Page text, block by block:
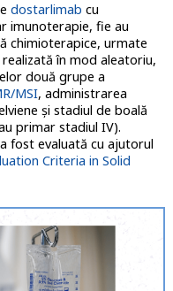
dostarlimab cu
imunoterapie, fie au
chimioterapice, urmate
în mod aleatoriu,
două grupe a
MSI, administrarea
și stadiul de boală
primar stadiul IV).
fost evaluată cu ajutorul
Criteria in Solid